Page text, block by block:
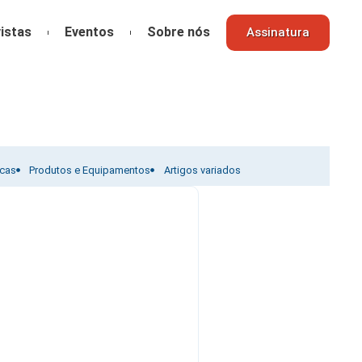
Eventos Sobre nós Assinatura
Produtos e Equipamentos Artigos variados